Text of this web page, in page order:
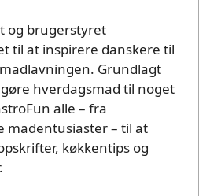
og brugerstyret
til at inspirere danskere til
Grundlagt
hverdagsmad til noget
alle – fra
madentusiaster – til at
køkkentips og